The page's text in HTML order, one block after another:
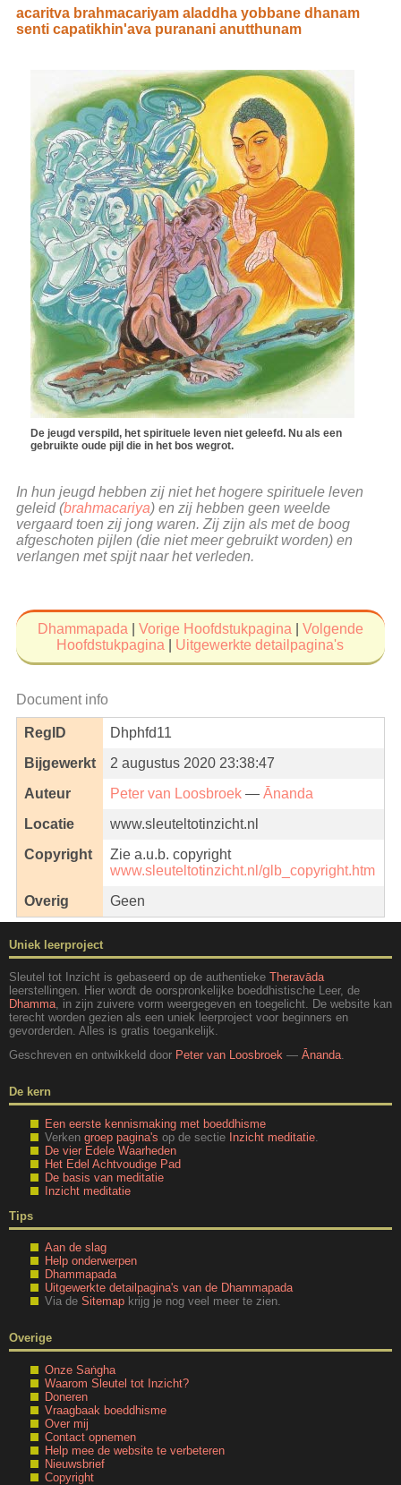
acaritva brahmacariyam aladdha yobbane dhanam
senti capatikhin'ava puranani anutthunam
De jeugd verspild, het spirituele leven niet geleefd. Nu als een
gebruikte oude pijl die in het bos wegrot.
In hun jeugd hebben zij niet het hogere spirituele leven
geleid (brahmacariya) en zij hebben geen weelde
vergaard toen zij jong waren. Zij zijn als met de boog
afgeschoten pijlen (die niet meer gebruikt worden) en
verlangen met spijt naar het verleden.
Dhammapada Vorige Hoofdstukpagina
Volgende
Hoofdstukpagina
Uitgewerkte detailpagina's
Document info
RegID
Dhphfd11
Bijgewerkt
2 augustus 2020 23:38:47
Auteur
Peter van Loosbroek— Ānanda
Locatie
www.sleuteltotinzicht.nl
Copyright
Zie a.u.b. copyright
www.sleuteltotinzicht.nl/glb_copyright.htm
Overig
Geen
Uniek leerproject
Sleutel tot Inzicht is gebaseerd op de authentieke Theravāda
leerstellingen. Hier wordt de oorspronkelijke boeddhistische Leer, de
Dhamma , in zijn zuivere vorm weergegeven en toegelicht. De website kan
terecht worden gezien als een uniek leerproject voor beginners en
gevorderden. Alles is gratis toegankelijk.
Geschreven en ontwikkeld door Peter van Loosbroek — Ānanda.
De kern
Een eerste kennismaking met boeddhisme
Verken groep pagina's op de sectie Inzicht meditatie
De vier Edele Waarheden
Het Edel Achtvoudige Pad
De basis van meditatie
Inzicht meditatie
Tips
Aan de slag
Help onderwerpen
Dhammapada
Uitgewerkte detailpagina's van de Dhammapada
Via de Sitemap krijg je nog veel meer te zien.
Overige
Onze Saṅgha
Waarom Sleutel tot Inzicht?
Doneren
Vraagbaak boeddhisme
Over mij
Contact opnemen
Help mee de website te verbeteren
Nieuwsbrief
Copyright